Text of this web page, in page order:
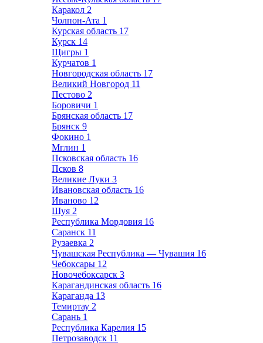
Каракол 2
Чолпон-Ата 1
Курская область 17
Курск 14
Щигры 1
Курчатов 1
Новгородская область 17
Великий Новгород 11
Пестово 2
Боровичи 1
Брянская область 17
Брянск 9
Фокино 1
Мглин 1
Псковская область 16
Псков 8
Великие Луки 3
Ивановская область 16
Иваново 12
Шуя 2
Республика Мордовия 16
Саранск 11
Рузаевка 2
Чувашская Республика — Чувашия 16
Чебоксары 12
Новочебоксарск 3
Карагандинская область 16
Караганда 13
Темиртау 2
Сарань 1
Республика Карелия 15
Петрозаводск 11